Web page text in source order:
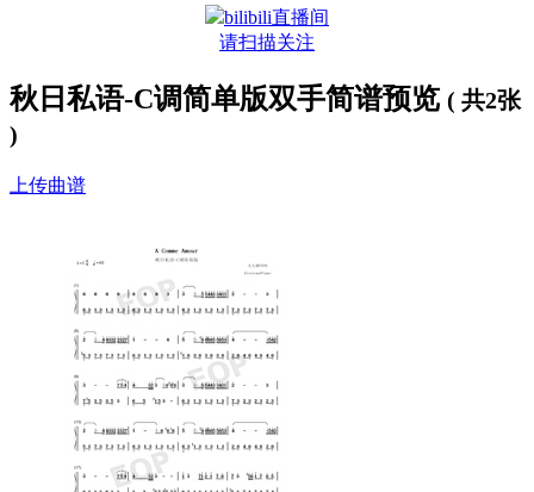
bilibili直播间
请扫描关注
秋日私语-C调简单版双手简谱预览 ( 共2张
)
上传曲谱